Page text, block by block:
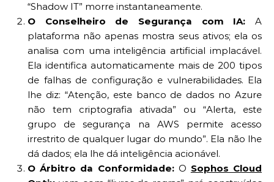
“Shadow IT” morre instantaneamente.
O Conselheiro de Segurança com IA: A
plataforma não apenas mostra seus ativos; ela os
analisa com uma inteligência artificial implacável.
Ela identifica automaticamente mais de 200 tipos
de falhas de configuração e vulnerabilidades. Ela
lhe diz: “Atenção, este banco de dados no Azure
não tem criptografia ativada” ou “Alerta, este
grupo de segurança na AWS permite acesso
irrestrito de qualquer lugar do mundo”. Ela não lhe
dá dados; ela lhe dá inteligência acionável.
O Árbitro da Conformidade:O Sophos Cloud